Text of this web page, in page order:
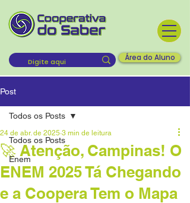
Área do Aluno
Post
Todos os Posts
Enem
Todos os Posts
🚀 Atenção, Campinas! O
ENEM 2025 Tá Chegando
e a Coopera Tem o Mapa
24 de abr. de 2025 3 min de leitura